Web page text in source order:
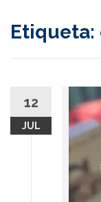
Etiqueta:
12
JUL